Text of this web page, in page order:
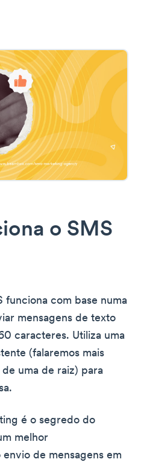
o SMS
funciona com base numa
mensagens de texto
caracteres. Utiliza uma
(falaremos mais
uma de raiz) para
é o segredo do
melhor
de mensagens em